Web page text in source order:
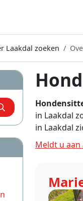
Laakdal zoeken
in Laakdal
in Laakdal
Meldt u